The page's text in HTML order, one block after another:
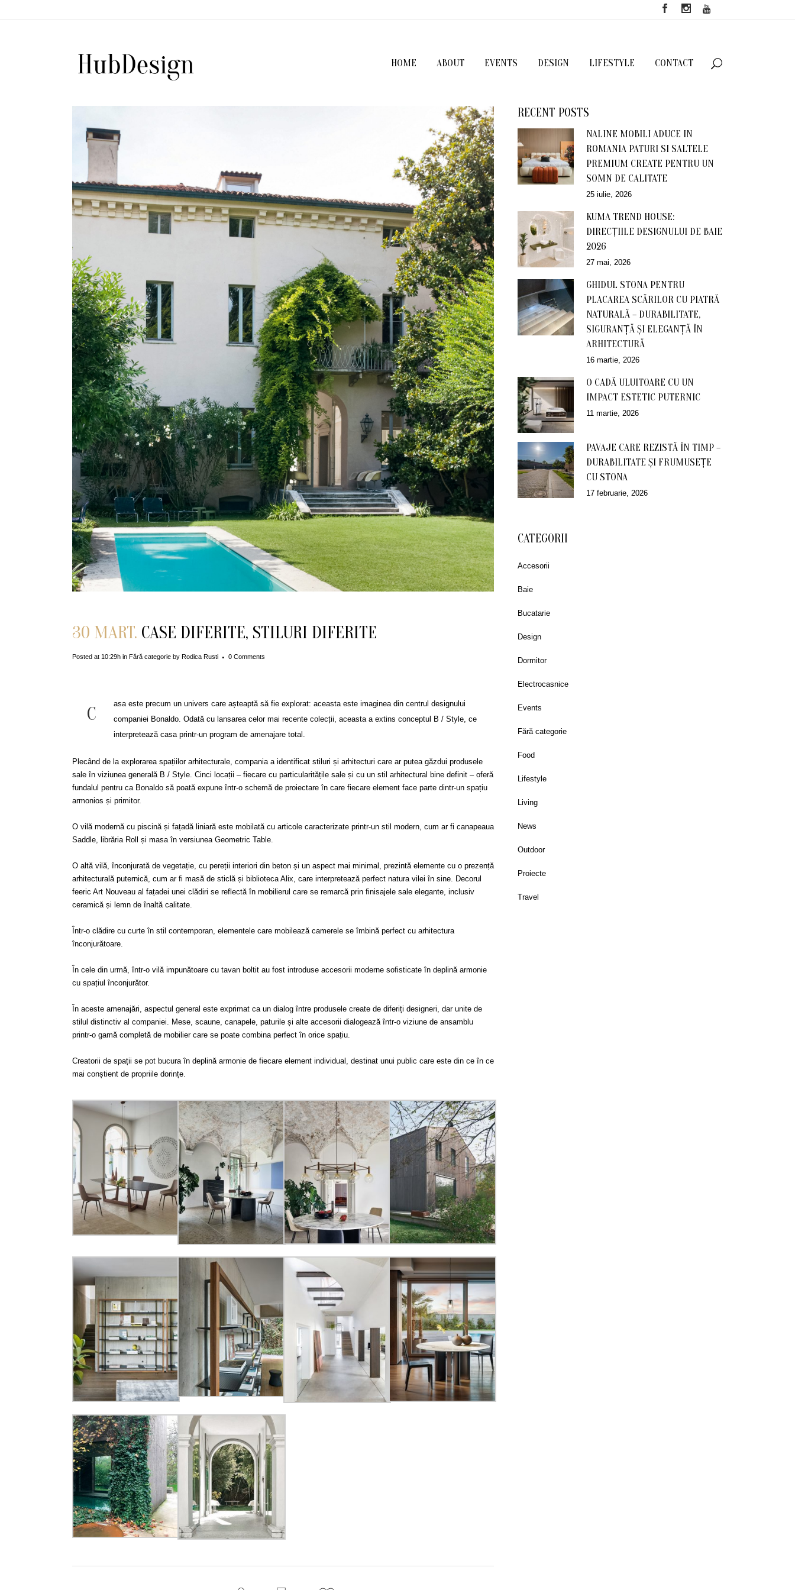
HOME ABOUT EVENTS DESIGN LIFESTYLE CONTACT
30 MART. CASE DIFERITE, STILURI DIFERITE
Posted at 10:29h in Fără categorie by Rodica Rusti 0 Comments
C
asa este precum un univers care așteaptă să fie explorat: aceasta este imaginea din centrul designului
companiei Bonaldo. Odată cu lansarea celor mai recente colecții, aceasta a extins conceptul B / Style, ce
interpretează casa printr-un program de amenajare total.
Plecând de la explorarea spațiilor arhitecturale, compania a identificat stiluri și arhitecturi care ar putea găzdui produsele
sale în viziunea generală B / Style. Cinci locații – fiecare cu particularitățile sale și cu un stil arhitectural bine definit – oferă
fundalul pentru ca Bonaldo să poată expune într-o schemă de proiectare în care fiecare element face parte dintr-un spațiu
armonios și primitor.
O vilă modernă cu piscină și fațadă liniară este mobilată cu articole caracterizate printr-un stil modern, cum ar fi canapeaua
Saddle, librăria Roll și masa în versiunea Geometric Table.
O altă vilă, înconjurată de vegetație, cu pereții interiori din beton și un aspect mai minimal, prezintă elemente cu o prezență
arhitecturală puternică, cum ar fi masă de sticlă și biblioteca Alix, care interpretează perfect natura vilei în sine. Decorul
feeric Art Nouveau al fațadei unei clădiri se reflectă în mobilierul care se remarcă prin finisajele sale elegante, inclusiv
ceramică și lemn de înaltă calitate.
Într-o clădire cu curte în stil contemporan, elementele care mobilează camerele se îmbină perfect cu arhitectura
înconjurătoare.
În cele din urmă, într-o vilă impunătoare cu tavan boltit au fost introduse accesorii moderne sofisticate în deplină armonie
cu spațiul înconjurător.
În aceste amenajări, aspectul general este exprimat ca un dialog între produsele create de diferiți designeri, dar unite de
stilul distinctiv al companiei. Mese, scaune, canapele, paturile și alte accesorii dialogează într-o viziune de ansamblu
printr-o gamă completă de mobilier care se poate combina perfect în orice spațiu.
Creatorii de spații se pot bucura în deplină armonie de fiecare element individual, destinat unui public care este din ce în ce
mai conștient de propriile dorințe.
RECENT POSTS
NALINE MOBILI ADUCE IN
ROMANIA PATURI SI SALTELE
PREMIUM CREATE PENTRU UN
SOMN DE CALITATE
25 iulie, 2026
KUMA TREND HOUSE:
DIRECȚIILE DESIGNULUI DE BAIE
2026
27 mai, 2026
GHIDUL STONA PENTRU
PLACAREA SCĂRILOR CU PIATRĂ
NATURALĂ – DURABILITATE,
SIGURANȚĂ ȘI ELEGANȚĂ ÎN
ARHITECTURĂ
16 martie, 2026
O CADĂ ULUITOARE CU UN
IMPACT ESTETIC PUTERNIC
11 martie, 2026
PAVAJE CARE REZISTĂ ÎN TIMP –
DURABILITATE ȘI FRUMUSEȚE
CU STONA
17 februarie, 2026
CATEGORII
Accesorii
Baie
Bucatarie
Design
Dormitor
Electrocasnice
Events
Fără categorie
Food
Lifestyle
Living
News
Outdoor
Proiecte
Travel